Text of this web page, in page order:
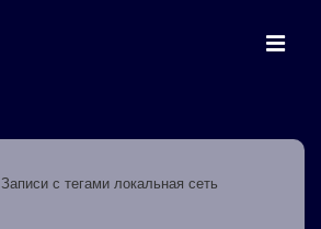
Записи с тегами локальная сеть